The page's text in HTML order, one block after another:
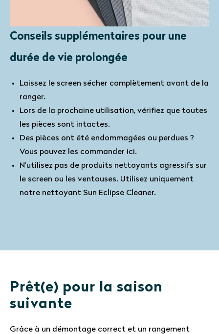
Conseils supplémentaires pour une
durée de vie prolongée
Laissez le screen sécher complètement avant de la
ranger.
Lors de la prochaine utilisation, vérifiez que toutes
les pièces sont intactes.
Des pièces ont été endommagées ou perdues ?
Vous pouvez les commander ici.
N’utilisez pas de produits nettoyants agressifs sur
le screen ou les ventouses. Utilisez uniquement
notre nettoyant Sun Eclipse Cleaner.
Prêt(e) pour la saison
suivante
Grâce à un démontage correct et un rangement